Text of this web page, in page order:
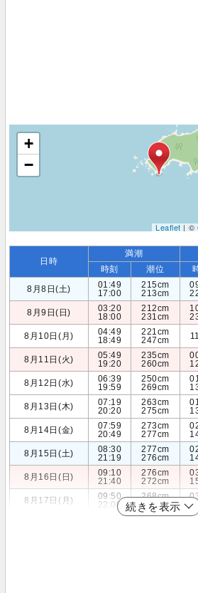
+
−
Leaflet| ©
日時
満潮
時刻 潮位
8月8日(土)
01:49
17:00
215cm
213cm
8月9日(日)
03:20
18:00
212cm
231cm
8月10日(月)
04:49
18:49
221cm
247cm
8月11日(火)
05:49
19:20
235cm
260cm
8月12日(水)
06:39
19:59
250cm
269cm
8月13日(木)
07:19
20:20
263cm
275cm
8月14日(金)
07:59
20:49
273cm
277cm
8月15日(土)
08:30
21:19
277cm
276cm
8月16日(日)
09:10
21:40
276cm
272cm
8月17日(月)
09:50
22:00
268cm
266cm
続きを表示